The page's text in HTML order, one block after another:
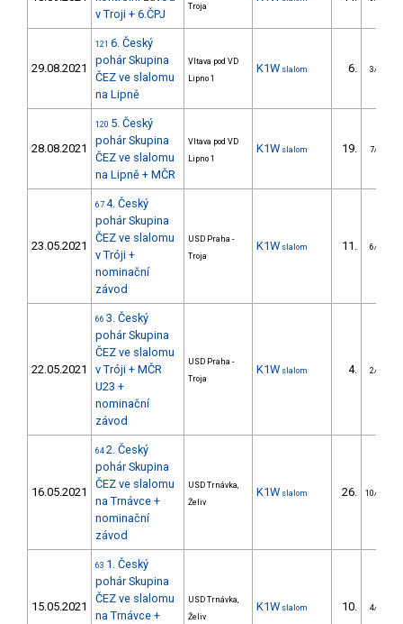
v Troji + 6.ČPJ
Troja
29.08.2021
121 6. Český
pohár Skupina
ČEZ ve slalomu
na Lipně
Vltava pod VD
Lipno 1
K1W slalom 6. 3/U23
28.08.2021
120 5. Český
pohár Skupina
ČEZ ve slalomu
na Lipně + MČR
Vltava pod VD
Lipno 1
K1W slalom 19. 7/U23
23.05.2021
67 4. Český
pohár Skupina
ČEZ ve slalomu
v Tróji +
nominační
závod
USD Praha -
Troja
K1W slalom 11. 6/U23
22.05.2021
66 3. Český
pohár Skupina
ČEZ ve slalomu
v Tróji + MČR
U23 +
nominační
závod
USD Praha -
Troja
K1W slalom 4. 2/U23
16.05.2021
64 2. Český
pohár Skupina
ČEZ ve slalomu
na Trnávce +
nominační
závod
USD Trnávka,
Želiv
K1W slalom 26. 10/U23
15.05.2021
63 1. Český
pohár Skupina
ČEZ ve slalomu
na Trnávce +
USD Trnávka,
Želiv
K1W slalom 10. 4/U23